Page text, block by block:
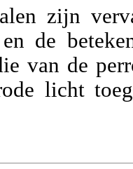
zijn
de
van de
licht